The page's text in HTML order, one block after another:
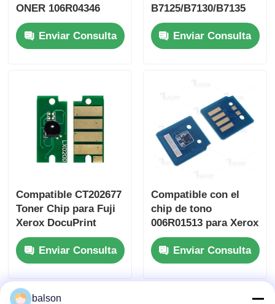
Chip afilado
Unidad de tambor y fusible
Cartucho de tóner
ONER 106R04346
para Xerox B215 B210
B205Enviar Consulta
B7125/B7130/B7135
Enviar Consulta
Compatible CT202677
Toner Chip para Fuji
Xerox DocuPrint
CM310 z CP310 dw
Enviar Consulta
Compatible con el
chip de tono
006R01513 para Xerox
WC 7525 7530 7535
7545 Enviar Consulta
balson